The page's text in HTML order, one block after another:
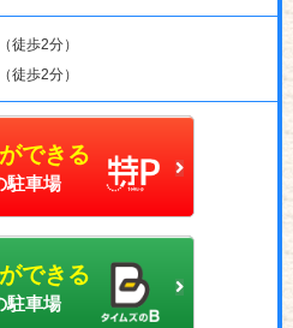
徒歩2分）
徒歩2分）
できる
駐車場
できる
駐車場